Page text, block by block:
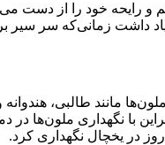
رایحه خود را از دست
داشت زمانی‌که سر سیر
ملون‌ها مانند طالبی،
با نگهداری ملون‌ها